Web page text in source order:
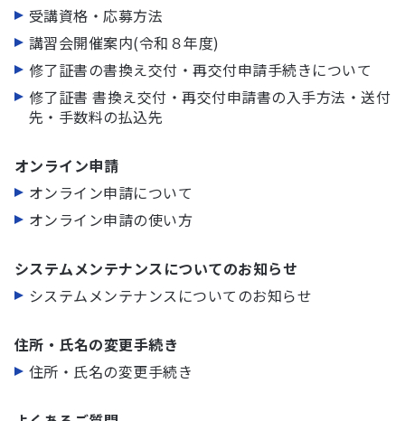
受講資格・応募方法
講習会開催案内(令和８年度)
修了証書の書換え交付・再交付申請手続きについて
修了証書 書換え交付・再交付申請書の入手方法・送付
先・手数料の払込先
オンライン申請
オンライン申請について
オンライン申請の使い方
システムメンテナンスについてのお知らせ
システムメンテナンスについてのお知らせ
住所・氏名の変更手続き
住所・氏名の変更手続き